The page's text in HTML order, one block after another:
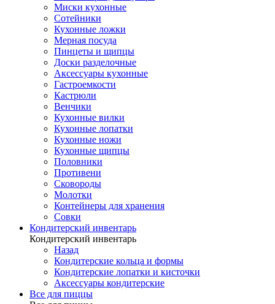
Миски кухонные
Сотейники
Кухонные ложки
Мерная посуда
Пинцеты и щипцы
Доски разделочные
Аксессуары кухонные
Гастроемкости
Кастрюли
Венчики
Кухонные вилки
Кухонные лопатки
Кухонные ножи
Кухонные щипцы
Половники
Противени
Сковороды
Молотки
Контейнеры для хранения
Совки
Кондитерский инвентарь
Кондитерский инвентарь
Назад
Кондитерские кольца и формы
Кондитерские лопатки и кисточки
Аксессуары кондитерские
Все для пиццы